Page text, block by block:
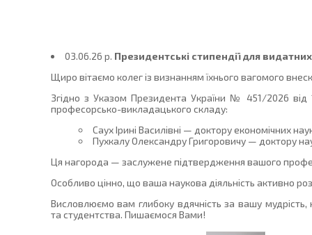
03.06.26 p. Президентські стипендії для
Щиро вітаємо колег із визнанням їхнього вагомого
Згідно з Указом Президента України № 451/2026
професорсько-викладацького складу:
Саух Ірині Василівні — доктору економічних
Пухкалу Олександру Григоровичу — доктору
Ця нагорода — заслужене підтвердження вашого
Особливо цінно, що ваша наукова діяльність активно
Висловлюємо вам глибоку вдячність за вашу
та студентства. Пишаємося Вами!